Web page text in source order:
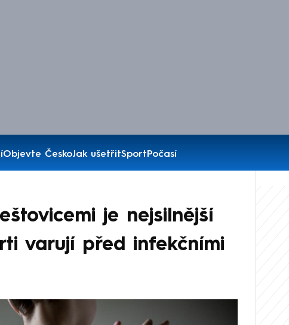
Objevte ČeskoJak ušetřitSportPočasí
je nejsilnější
varují před infekčními